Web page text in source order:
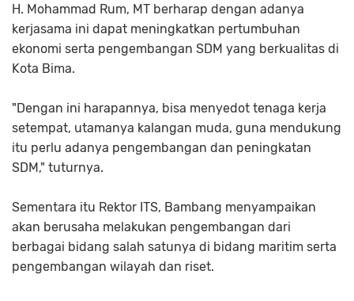
H. Mohammad Rum, MT berharap dengan adanya
kerjasama ini dapat meningkatkan pertumbuhan
ekonomi serta pengembangan SDM yang berkualitas di
Kota Bima.
"Dengan ini harapannya, bisa menyedot tenaga kerja
setempat, utamanya kalangan muda, guna mendukung
itu perlu adanya pengembangan dan peningkatan
SDM," tuturnya.
Sementara itu Rektor ITS, Bambang menyampaikan
akan berusaha melakukan pengembangan dari
berbagai bidang salah satunya di bidang maritim serta
pengembangan wilayah dan riset.